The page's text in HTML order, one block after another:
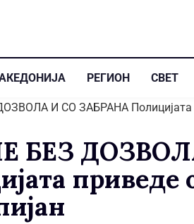
РЕГИОН СВЕТ
БЕЗ
приведе